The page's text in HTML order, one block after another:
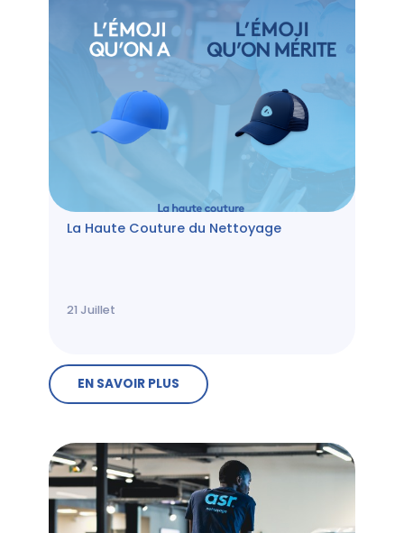
La Haute Couture du Nettoyage
21 Juillet
EN SAVOIR PLUS